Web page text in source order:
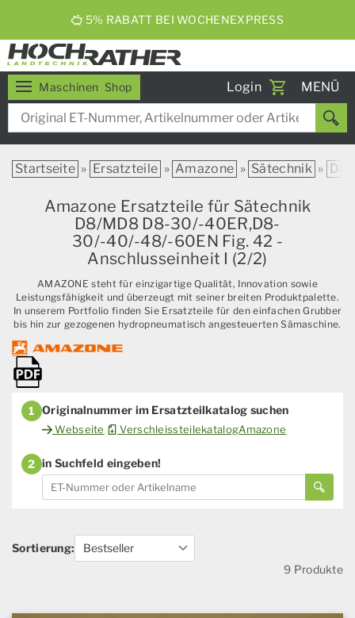
5% RABATT BEI WOCHENEXPRESS
Maschinen Shop Login
Toggle
MENÜ
Startseite » Ersatzteile » Amazone » Sätechnik »
Amazone Ersatzteile für Sätechnik
D8/MD8 D8-30/-40ER,D8-
30/-40/-48/-60EN Fig. 42 -
Anschlusseinheit I (2/2)
AMAZONE steht für einzigartige Qualität, Innovation sowie
Leistungsfähigkeit und überzeugt mit seiner breiten Produktpalette.
In unserem Portfolio finden Sie Ersatzteile für den einfachen Grubber
bis hin zur gezogenen hydropneumatisch angesteuerten Sämaschine.
1 Originalnummer im Ersatzteilkatalog suchen
Webseite VerschleissteilekatalogAmazone
2 in Suchfeld eingeben!
Sortierung:
9 Produkte